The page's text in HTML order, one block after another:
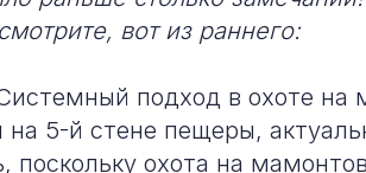
вот из раннего:
подход в охоте на
на 5-й стене пещеры,
поскольку охота на